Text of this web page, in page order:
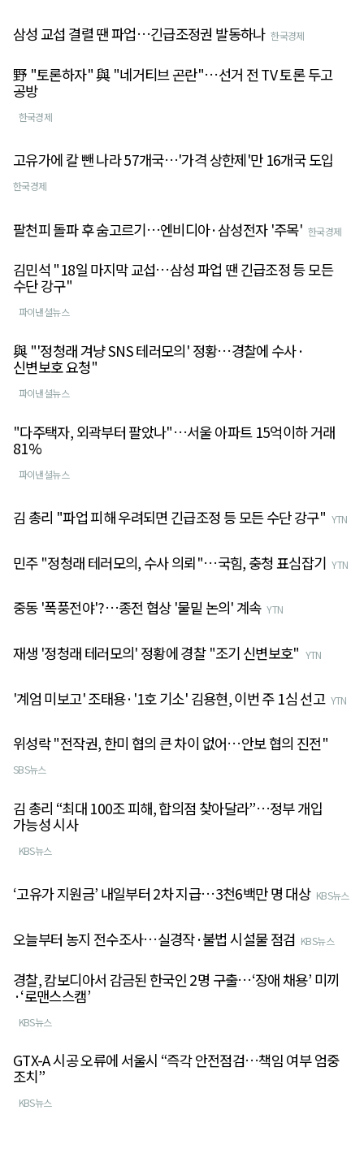
삼성 교섭 결렬 땐 파업…긴급조정권 발동하나 한국경제
野 "토론하자" 與 "네거티브 곤란"…선거 전 TV 토론 두고
공방
한국경제
고유가에 칼 뺀 나라 57개국…'가격 상한제'만 16개국 도입
한국경제
팔천피 돌파 후 숨고르기…엔비디아·삼성전자 '주목' 한국경제
김민석 "18일 마지막 교섭…삼성 파업 땐 긴급조정 등 모든
수단 강구"
파이낸셜뉴스
與 "'정청래 겨냥 SNS 테러모의' 정황…경찰에 수사·
신변보호 요청"
파이낸셜뉴스
"다주택자, 외곽부터 팔았나"…서울 아파트 15억이하 거래
81%
파이낸셜뉴스
김 총리 "파업 피해 우려되면 긴급조정 등 모든 수단 강구" YTN
민주 "정청래 테러모의, 수사 의뢰"…국힘, 충청 표심잡기 YTN
중동 '폭풍전야'?…종전 협상 '물밑 논의' 계속 YTN
재생 '정청래 테러모의' 정황에 경찰 "조기 신변보호" YTN
'계엄 미보고' 조태용·'1호 기소' 김용현, 이번 주 1심 선고 YTN
위성락 "전작권, 한미 협의 큰 차이 없어…안보 협의 진전"
SBS뉴스
김 총리 “최대 100조 피해, 합의점 찾아달라”…정부 개입
가능성 시사
KBS뉴스
‘고유가 지원금’ 내일부터 2차 지급…3천6백만 명 대상 KBS뉴스
오늘부터 농지 전수조사…실경작·불법 시설물 점검 KBS뉴스
경찰, 캄보디아서 감금된 한국인 2명 구출…‘장애 채용’ 미끼
·‘로맨스스캠’
KBS뉴스
GTX-A 시공 오류에 서울시 “즉각 안전점검…책임 여부 엄중
조치”
KBS뉴스